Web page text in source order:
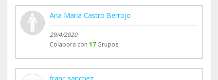
Ana Maria Castro Berrojo
29/4/2020
Colabora con 17 Grupos